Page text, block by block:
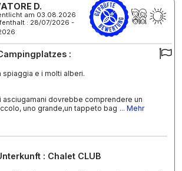
D.
am 03.08.2026
: 28/07/2026 -
:
spiaggia e i molti alberi.
dovrebbe comprendere un
uno grande,un tappeto bag ... Mehr
: Chalet CLUB